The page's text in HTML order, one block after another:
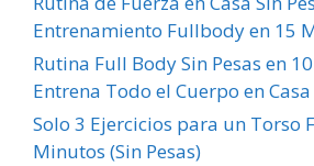
Entrenamiento Fullbody en 15
Rutina Full Body Sin Pesas en
Entrena Todo el Cuerpo en Casa
Solo 3 Ejercicios para un Torso
Minutos (Sin Pesas)